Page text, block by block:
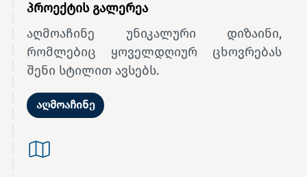
პროექტის გალერეა
აღმოაჩინე უნიკალური დიზაინი,
რომლებიც ყოველდღიურ ცხოვრებას
შენი სტილით ავსებს.
აღმოაჩინე